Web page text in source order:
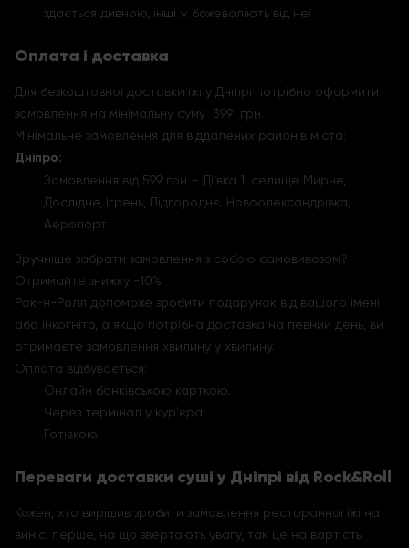
здається дивною, інші ж божеволіють від неї.
Оплата і доставка
Для безкоштовної доставки їжі у Дніпрі потрібно оформити
замовлення на мінімальну суму 399 грн.
Мінімальне замовлення для віддалених районів міста:
Дніпро:
Замовлення від 599 грн – Діївка 1, селище Мирне,
Дослідне, Ігрень, Підгороднє. Новоолександрівка,
Аеропорт.
Зручніше забрати замовлення з собою самовивозом?
Отримайте знижку -10%.
Рок-н-Ролл допоможе зробити подарунок від вашого імені
або інкогніто, а якщо потрібна доставка на певний день, ви
отримаєте замовлення хвилину у хвилину.
Оплата відбувається:
Онлайн банківською карткою.
Через термінал у кур'єра.
Готівкою.
Переваги доставки суші у Дніпрі від Rock&Roll
Кожен, хто вирішив зробити замовлення ресторанної їжі на
виніс, перше, на що звертають увагу, так це на вартість